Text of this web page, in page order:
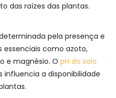
das raízes das plantas.
pela presença e
essenciais como azoto,
e magnésio. O pH do solo
influencia a disponibilidade